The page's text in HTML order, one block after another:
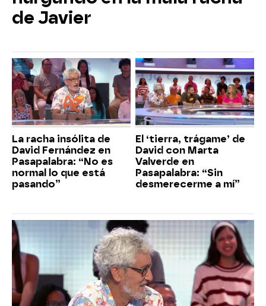
de Javier
La racha insólita de
David Fernández en
Pasapalabra: “No es
normal lo que está
pasando”
El ‘tierra, trágame’ de
David con Marta
Valverde en
Pasapalabra: “Sin
desmerecerme a mí”